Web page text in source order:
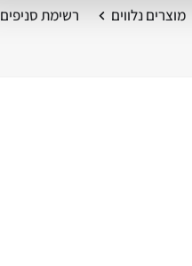
מוצרים נלווים רשימת סניפים